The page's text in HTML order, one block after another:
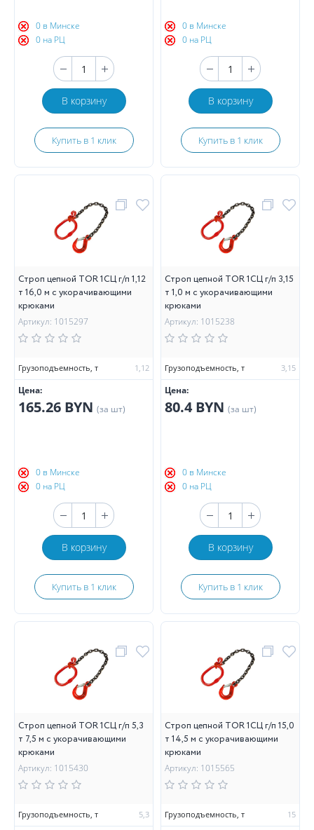
0 в Минске
0 на РЦ
В корзину
Купить в 1 клик
0 в Минске
0 на РЦ
В корзину
Купить в 1 клик
Строп цепной TOR 1СЦ г/п 1,12
т 16,0 м с укорачивающими
крюками
Артикул: 1015297
Грузоподъемность, т 1,12
Цена:
165.26 BYN (за шт)
0 в Минске
0 на РЦ
В корзину
Купить в 1 клик
Строп цепной TOR 1СЦ г/п 3,15
т 1,0 м с укорачивающими
крюками
Артикул: 1015238
Грузоподъемность, т 3,15
Цена:
80.4 BYN (за шт)
0 в Минске
0 на РЦ
В корзину
Купить в 1 клик
Строп цепной TOR 1СЦ г/п 5,3
т 7,5 м с укорачивающими
крюками
Артикул: 1015430
Грузоподъемность, т 5,3
Строп цепной TOR 1СЦ г/п 15,0
т 14,5 м с укорачивающими
крюками
Артикул: 1015565
Грузоподъемность, т 15